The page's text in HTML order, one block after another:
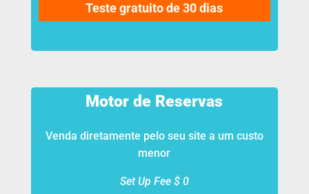
Teste gratuito de 30 dias
Motor de Reservas
Venda diretamente pelo seu site a um custo
menor
Set Up Fee $ 0